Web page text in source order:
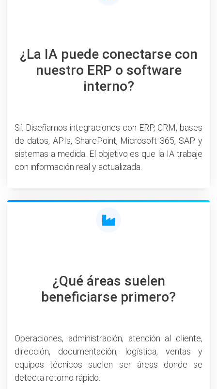
¿La IA puede conectarse con
nuestro ERP o software
interno?
Sí. Diseñamos integraciones con ERP, CRM, bases
de datos, APIs, SharePoint, Microsoft 365, SAP y
sistemas a medida. El objetivo es que la IA trabaje
con información real y actualizada.
¿Qué áreas suelen
beneficiarse primero?
Operaciones, administración, atención al cliente,
dirección, documentación, logística, ventas y
equipos técnicos suelen ser áreas donde se
detecta retorno rápido.